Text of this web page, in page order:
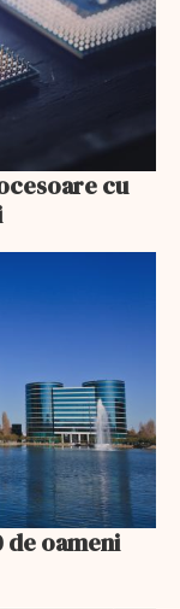
cu
de oameni